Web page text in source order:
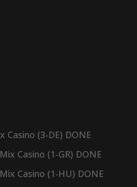
Casino (3-DE) DONE
Casino (1-GR) DONE
Casino (1-HU) DONE